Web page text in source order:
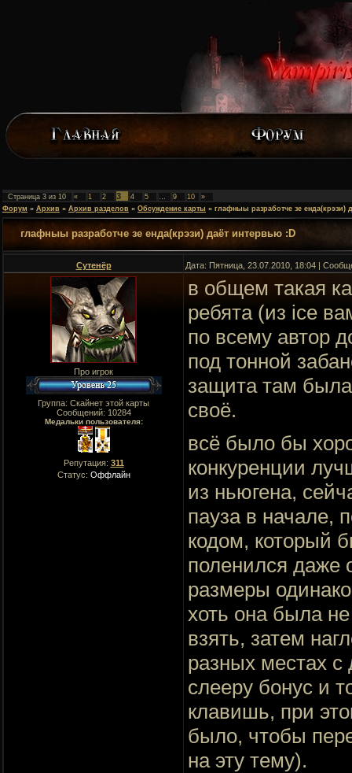
Страница 3 из 10 « 1 2 3 4 5 … 9 10
»
Форум » Архив » Архив разделов » Обсуждение карты » глафныы разработче зе енда(крэзи)
глафныы разработче зе енда(крэзи) даёт интервью :D
Сутенёр Дата: Пятница, 23.07.2010, 18:04 |
Про игрок
Группа: Скайнет этой карты
Сообщений: 10284
Медальки пользователя:
Репутация: 311
Статус: Оффлайн
в общем такая
ребята (из ice
по всему автор
под тонной
защита там
своё.
всё было бы
конкуренции
из ньюгена,
пауза в начале,
кодом, который
поленился даже
размеры
хоть она была
взять, затем
разных местах с
слееру бонус и
клавишь, при
было, чтобы
на эту тему).